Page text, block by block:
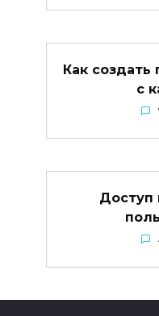
Как создать
с
Доступ